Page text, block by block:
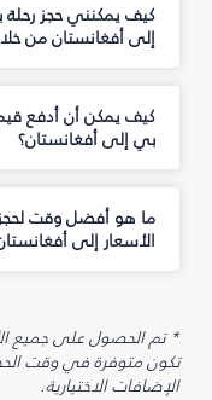
كيف يمكنني حجز رحلة
إلى أفغانستان من
كيف يمكن أن أدفع
بي إلى أفغانستان؟
ما هو أفضل وقت لحجز
الأسعار إلى
تكون متوفرة في وقت
الإضافات الاختيارية.